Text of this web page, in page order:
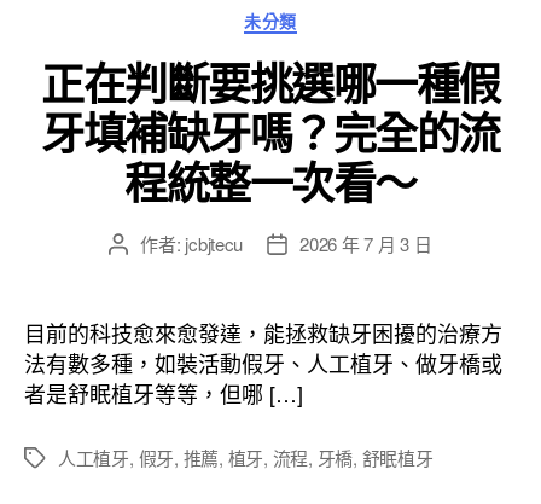
分
類
未分類
正在判斷要挑選哪一種假
牙填補缺牙嗎？完全的流
程統整一次看～
文
者
作者: jcbjtecu
文
佈
日
期
2026 年 7 月 3 日
目前的科技愈來愈發達，能拯救缺牙困擾的治療方
法有數多種，如裝活動假牙、人工植牙、做牙橋或
者是舒眠植牙等等，但哪 […]
標
人工植牙, 假牙, 推薦, 植牙, 流程, 牙橋, 舒眠植牙